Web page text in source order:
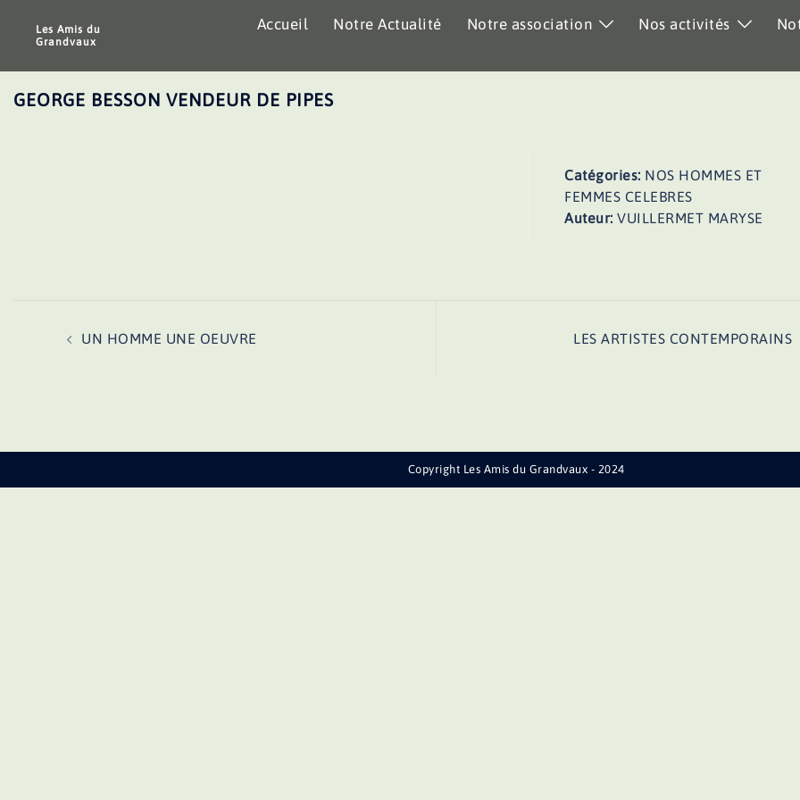
Les Amis du
Grandvaux
Accueil Notre Actualité Notre association Nos activités
GEORGE BESSON VENDEUR DE PIPES
Catégories: NOS HOMMES ET
FEMMES CELEBRES
Auteur:VUILLERMET MARYSE
UN HOMME UNE OEUVRE LES ARTISTES CONTEMPORAINS
Copyright Les Amis du Grandvaux - 2024